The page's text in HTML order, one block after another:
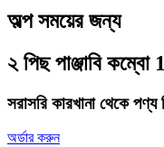
অল্প সময়ের জন্য
২ পিছ পাঞ্জাবি
সরাসরি কারখানা থেকে পণ্য
অর্ডার করুন